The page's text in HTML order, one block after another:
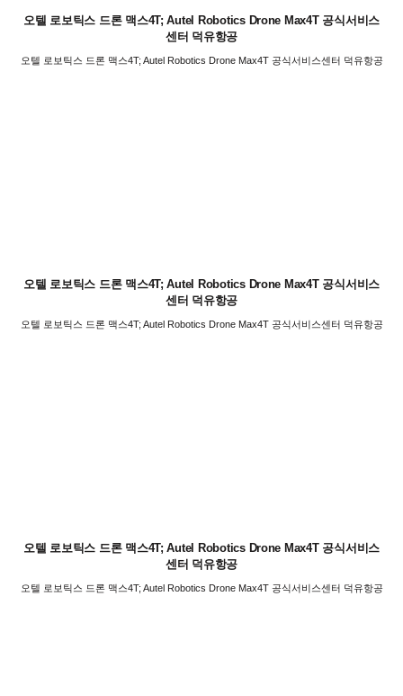
오텔 로보틱스 드론 맥스4T; Autel Robotics Drone Max4T 공식서비스
센터 덕유항공
오텔 로보틱스 드론 맥스4T; Autel Robotics Drone Max4T 공식서비스센터 덕유항공
오텔 로보틱스 드론 맥스4T; Autel Robotics Drone Max4T 공식서비스
센터 덕유항공
오텔 로보틱스 드론 맥스4T; Autel Robotics Drone Max4T 공식서비스센터 덕유항공
오텔 로보틱스 드론 맥스4T; Autel Robotics Drone Max4T 공식서비스
센터 덕유항공
오텔 로보틱스 드론 맥스4T; Autel Robotics Drone Max4T 공식서비스센터 덕유항공